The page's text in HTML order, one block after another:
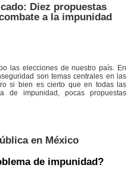
Diez propuestas
a la impunidad
las elecciones de nuestro país. En
son temas centrales en las
si bien es cierto que en todas las
de impunidad, pocas propuestas
en México
de impunidad?